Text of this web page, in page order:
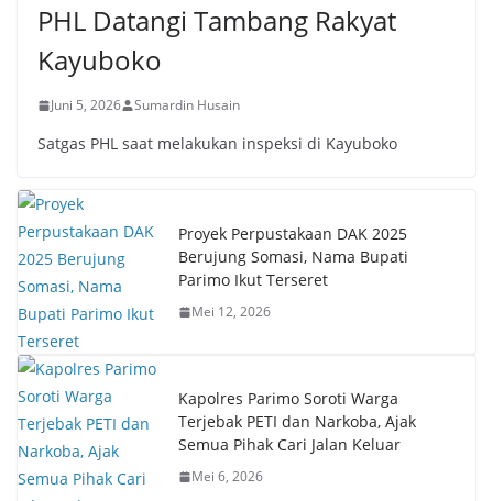
PHL Datangi Tambang Rakyat
Kayuboko
Juni 5, 2026 Sumardin Husain
Satgas PHL saat melakukan inspeksi di Kayuboko
Proyek Perpustakaan DAK 2025
Berujung Somasi, Nama Bupati
Parimo Ikut Terseret
Mei 12, 2026
Kapolres Parimo Soroti Warga
Terjebak PETI dan Narkoba, Ajak
Semua Pihak Cari Jalan Keluar
Mei 6, 2026